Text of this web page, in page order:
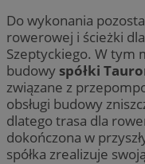
Do wykonania
rowerowej i ścieżki
Szeptyckiego. W tym
budowy spółki
związane z
obsługi budowy
dlatego trasa dla
dokończona w
spółka zrealizuje